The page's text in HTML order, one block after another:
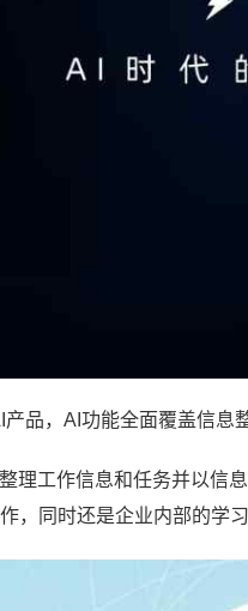
品，AI功能全面覆盖信息
理工作信息和任务并以信
，同时还是企业内部的学习